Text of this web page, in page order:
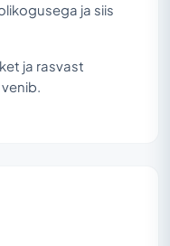
ja siis
ja rasvast